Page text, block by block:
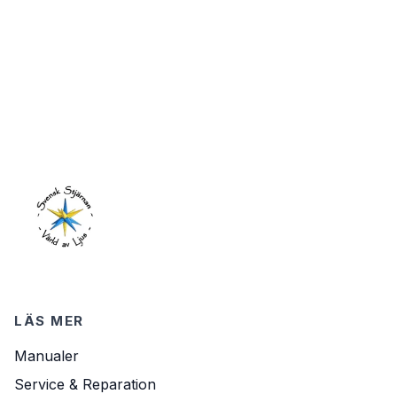
LÄS MER
Manualer
Service & Reparation